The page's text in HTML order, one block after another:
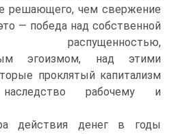
решающего, чем свержение
— победа над собственной
распущенностью,
эгоизмом, над этими
проклятый капитализм
рабочему и
действия денег в годы